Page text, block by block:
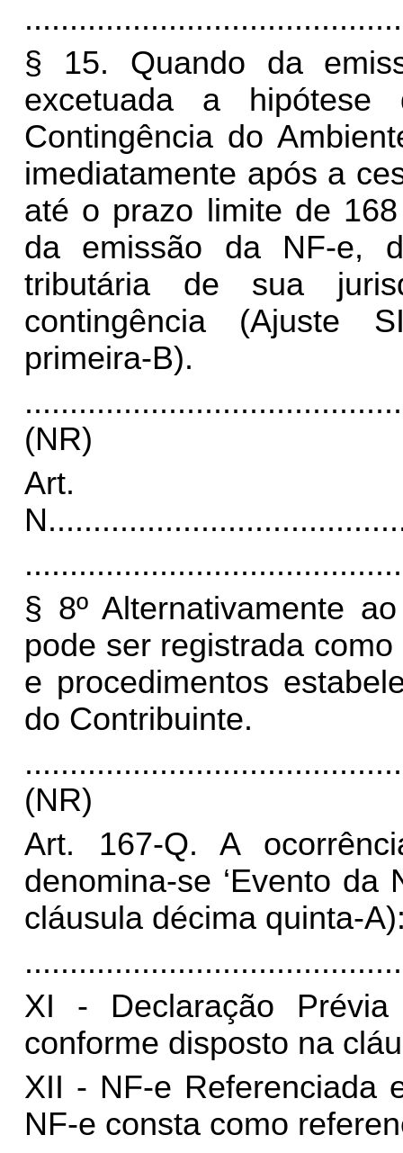
§ 15. Quando da
excetuada a
Contingência do
imediatamente após a
até o prazo limite de
da emissão da NF-e,
tributária de sua
contingência (Ajuste
primeira-B).
(NR)
Art.
N
§ 8º Alternativamente
pode ser registrada
e procedimentos
do Contribuinte.
(NR)
Art. 167-Q. A
denomina-se ‘Evento da
cláusula décima quinta-
XI - Declaração
conforme disposto na
XII - NF-e Referenciada
NF-e consta como